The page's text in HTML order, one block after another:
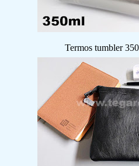
Termos tumbler